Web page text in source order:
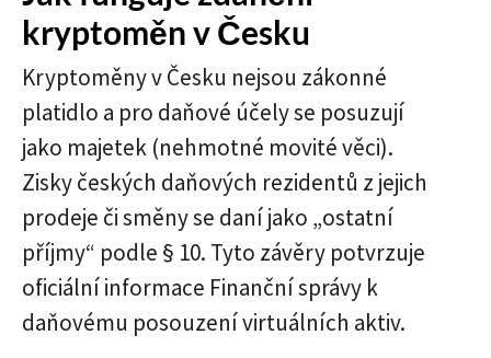
kryptoměn v Česku
Kryptoměny v Česku nejsou zákonné
platidlo a pro daňové účely se posuzují
jako majetek (nehmotné movité věci).
Zisky českých daňových rezidentů z jejich
prodeje či směny se daní jako „ostatní
příjmy“ podle § 10. Tyto závěry potvrzuje
oficiální informace Finanční správy k
daňovému posouzení virtuálních aktiv.